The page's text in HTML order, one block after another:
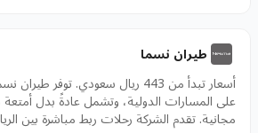
طيران نسما
أسعار تبدأ من 443 ريال سعودي. توفر
على المسارات الدولية، وتشمل عادةً بدل
مجانية. تقدم الشركة رحلات ربط مباشرة بين